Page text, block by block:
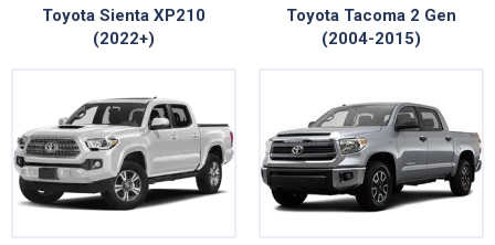
Toyota Sienta XP210
(2022+)
Toyota Tacoma 2 Gen
(2004-2015)